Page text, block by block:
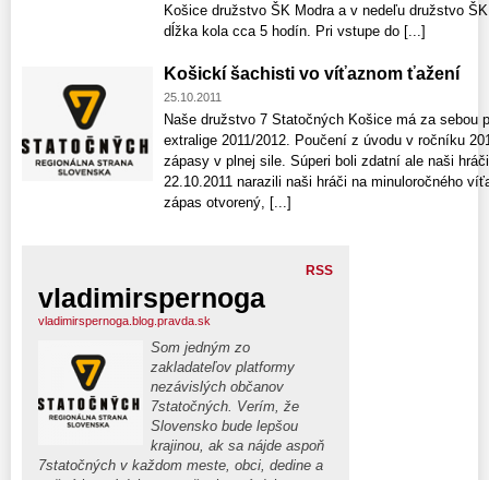
Košice družstvo ŠK Modra a v nedeľu družstvo
dĺžka kola cca 5 hodín. Pri vstupe do [...]
Košickí šachisti vo víťaznom ťažení
25.10.2011
Naše družstvo 7 Statočných Košice má za sebou
extralige 2011/2012. Poučení z úvodu v ročníku
zápasy v plnej sile. Súperi boli zdatní ale naši
22.10.2011 narazili naši hráči na minuloročného
zápas otvorený, [...]
RSS
vladimirspernoga
vladimirspernoga.blog.pravda.sk
Som jedným zo
zakladateľov platformy
nezávislých občanov
7statočných. Verím, že
Slovensko bude lepšou
krajinou, ak sa nájde aspoň
7statočných v každom meste, obci, dedine a